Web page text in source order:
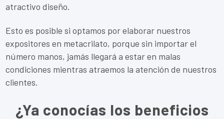
atractivo diseño.
Esto es posible si optamos por elaborar nuestros
expositores en metacrilato, porque sin importar el
número manos, jamás llegará a estar en malas
condiciones mientras atraemos la atención de nuestros
clientes.
¿Ya conocías los beneficios